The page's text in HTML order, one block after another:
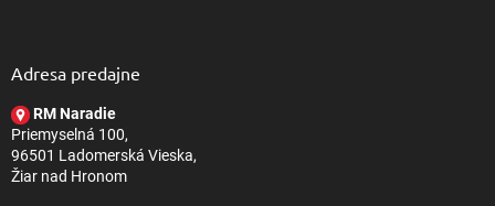
Adresa predajne
RM Naradie
Priemyselná 100,
96501 Ladomerská Vieska,
Žiar nad Hronom